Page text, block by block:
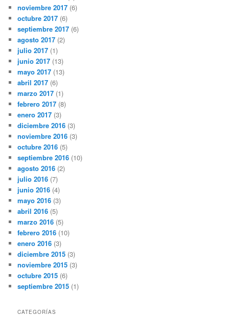
noviembre 2017 (6)
octubre 2017 (6)
septiembre 2017 (6)
agosto 2017 (2)
julio 2017 (1)
junio 2017 (13)
mayo 2017 (13)
abril 2017 (6)
marzo 2017 (1)
febrero 2017 (8)
enero 2017 (3)
diciembre 2016 (3)
noviembre 2016 (3)
octubre 2016 (5)
septiembre 2016 (10)
agosto 2016 (2)
julio 2016 (7)
junio 2016 (4)
mayo 2016 (3)
abril 2016 (5)
marzo 2016 (5)
febrero 2016 (10)
enero 2016 (3)
diciembre 2015 (3)
noviembre 2015 (3)
octubre 2015 (6)
septiembre 2015 (1)
CATEGORÍAS